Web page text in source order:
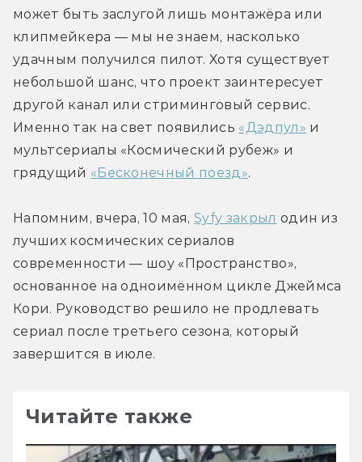
может быть заслугой лишь монтажёра или
клипмейкера — мы не знаем, насколько
удачным получился пилот. Хотя существует
небольшой шанс, что проект заинтересует
другой канал или стриминговый сервис.
Именно так на свет появились «Дэдпул» и
мультсериалы «Космический рубеж» и
грядущий «Бесконечный поезд».
Напомним, вчера, 10 мая, Syfy закрыл один из
лучших космических сериалов
современности — шоу «Пространство»,
основанное на одноимённом цикле Джеймса
Кори. Руководство решило не продлевать
сериал после третьего сезона, который
завершится в июле.
Читайте также